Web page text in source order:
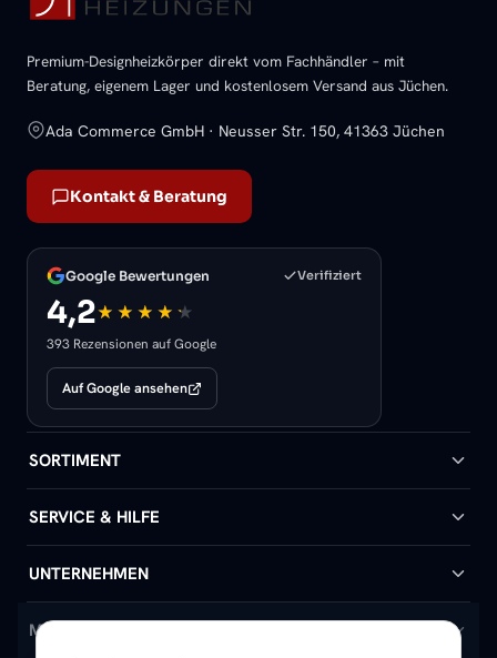
Premium-Designheizkörper direkt vom Fachhändler – mit
Beratung, eigenem Lager und kostenlosem Versand aus Jüchen.
Ada Commerce GmbH · Neusser Str. 150, 41363 Jüchen
Kontakt & Beratung
Google Bewertungen Verifiziert
4,2
393 Rezensionen auf Google
Auf Google ansehen
SORTIMENT
Badheizkörper
Handtuchheizkörper
Design-Heizkörper
SERVICE & HILFE
Hilfe & Kontakt
Versand & Lieferung
UNTERNEHMEN
Wir über uns
MEIN KONTO